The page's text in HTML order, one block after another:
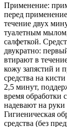
Применение:
перед
течение двух
туалетным
салфеткой.
двукратно:
втирают в
кожу запястий и
средства на
2,5 минут,
время обработки
надевают на
Гигиеническая
средства (без